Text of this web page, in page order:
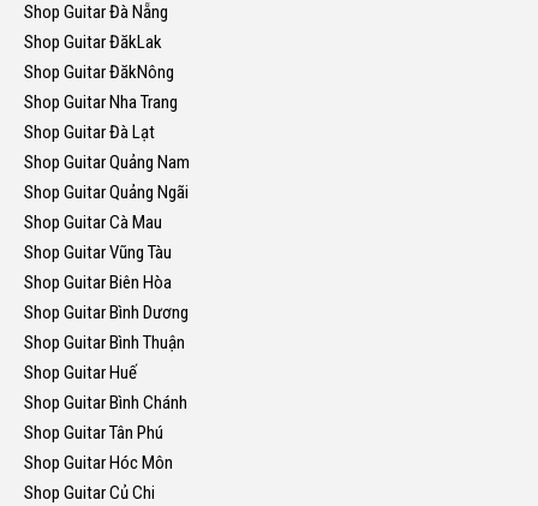
Shop Guitar Đà Nẵng
Shop Guitar ĐăkLak
Shop Guitar ĐăkNông
Shop Guitar Nha Trang
Shop Guitar Đà Lạt
Shop Guitar Quảng Nam
Shop Guitar Quảng Ngãi
Shop Guitar Cà Mau
Shop Guitar Vũng Tàu
Shop Guitar Biên Hòa
Shop Guitar Bình Dương
Shop Guitar Bình Thuận
Shop Guitar Huế
Shop Guitar Bình Chánh
Shop Guitar Tân Phú
Shop Guitar Hóc Môn
Shop Guitar Củ Chi